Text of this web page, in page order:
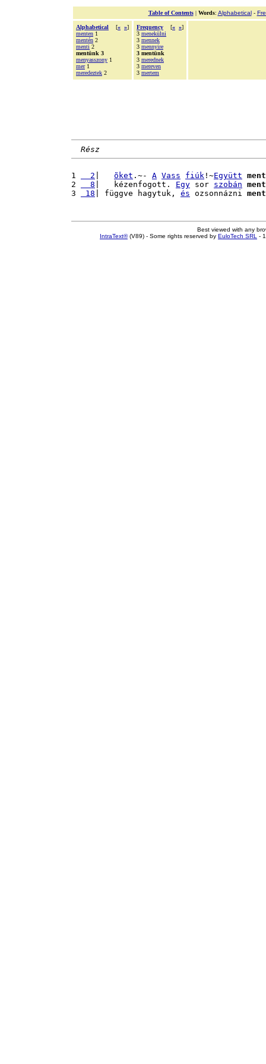
Table of Contents| Words: Alphabetical-
Alphabetical [« »]
menten 1
mentén 2
menti 2
mentünk 3
menyasszony 1
mer1
meredeztek 2
Frequency [« »]
3 menekülni
3 mennek
3 mennyire
3 mentünk
3 merednek
3 mereven
3 mertem
Rész
1
  2
õket .~- A Vass fiúk !~Együtt
2
  8
|   kézenfogott. Egy sor szobán
3
18 | függve hagytuk, és ozsonnázni
Best viewed with any
IntraText®(V89) - Some rights reserved by EuloTech SRL -